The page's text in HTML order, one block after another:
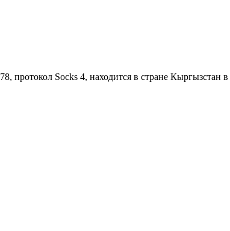
протокол Socks 4, находится в стране Кыргызстан